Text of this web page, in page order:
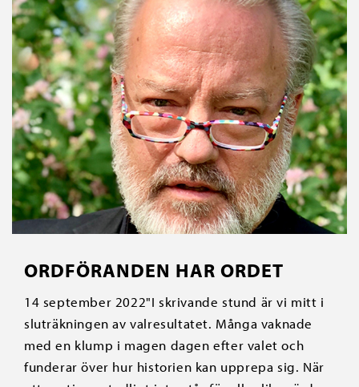
ORDFÖRANDEN HAR ORDET
14 september 2022"I skrivande stund är vi mitt i
sluträkningen av valresultatet. Många vaknade
med en klump i magen dagen efter valet och
funderar över hur historien kan upprepa sig. När